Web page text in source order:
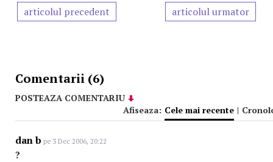
articolul precedent articolul urmator
Comentarii (6)
POSTEAZA COMENTARIU
Afiseaza: Cele mai recente |
dan b pe 3 Dec 2006, 20:22
?